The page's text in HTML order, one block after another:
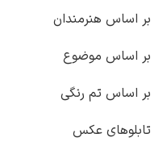
اساس هنرمندان
اساس موضوع
اساس تم رنگی
عکس